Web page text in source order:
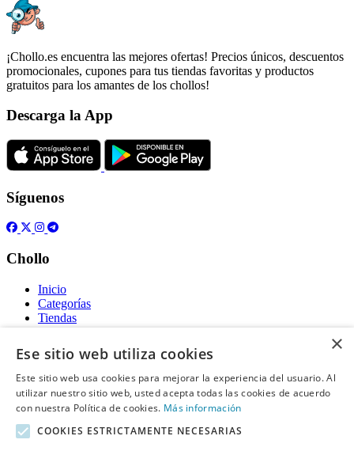
¡Chollo.es encuentra las mejores ofertas! Precios únicos, descuentos
promocionales, cupones para tus tiendas favoritas y productos
gratuitos para los amantes de los chollos!
Descarga la App
Síguenos
Chollo
Inicio
Categorías
Tiendas
Gratis
Acerca de
Sobre nosotros
Contacto
×
Ese sitio web utiliza cookies
Este sitio web usa cookies para mejorar la experiencia del usuario. Al
utilizar nuestro sitio web, usted acepta todas las cookies de acuerdo
con nuestra Política de cookies. Más información
COOKIES ESTRICTAMENTE NECESARIAS